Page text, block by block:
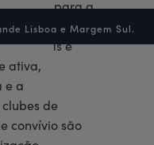
para a
criar laços
cabeças e
ativa,
e a
de
convívio são
Lisboa e Margem Sul.